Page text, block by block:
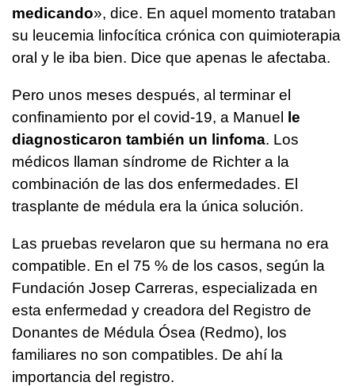
medicando», dice. En aquel momento trataban
su leucemia linfocítica crónica con quimioterapia
oral y le iba bien. Dice que apenas le afectaba.
Pero unos meses después, al terminar el
confinamiento por el covid-19, a Manuel
le
diagnosticaron también un linfoma. Los
médicos llaman síndrome de Richter a la
combinación de las dos enfermedades. El
trasplante de médula era la única solución.
Las pruebas revelaron que su hermana no era
compatible. En el 75 % de los casos, según la
Fundación Josep Carreras, especializada en
esta enfermedad y creadora del Registro de
Donantes de Médula Ósea (Redmo), los
familiares no son compatibles. De ahí la
importancia del registro.